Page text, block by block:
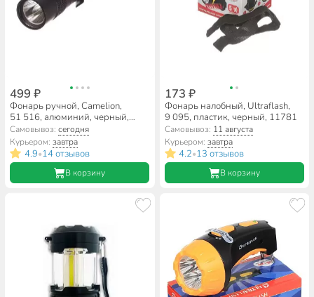
499 ₽
Фонарь ручной, Camelion,
51 516, алюминий, черный,
12916
Самовывоз:сегодня
Курьером:завтра
4.9•14 отзывов
В корзину
173 ₽
Фонарь налобный, Ultraflash,
9 095, пластик, черный, 11781
Самовывоз: 11 августа
Курьером: завтра
4.2•13 отзывов
В корзину